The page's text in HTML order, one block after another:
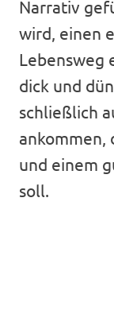
Narrativ
wird, einen
Lebensweg
dick und
schließlich
ankommen,
und einem
soll.